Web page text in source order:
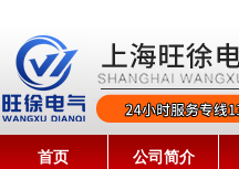
首页 公司简介